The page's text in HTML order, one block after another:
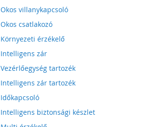
Okos villanykapcsoló
Okos csatlakozó
Környezeti érzékelő
Intelligens zár
Vezérlőegység tartozék
Intelligens zár tartozék
Időkapcsoló
Intelligens biztonsági készlet